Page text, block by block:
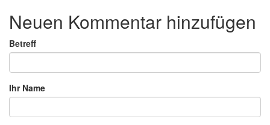
Neuen Kommentar hinzufügen
Betreff
Ihr Name